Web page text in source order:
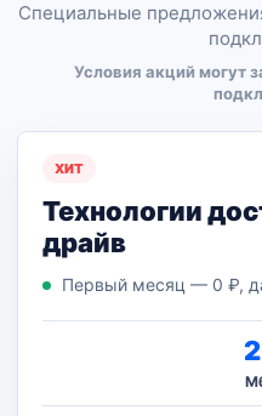
Специальные
Условия акций могут
ХИТ
Технологии
драйв
Первый месяц — 0 ₽,